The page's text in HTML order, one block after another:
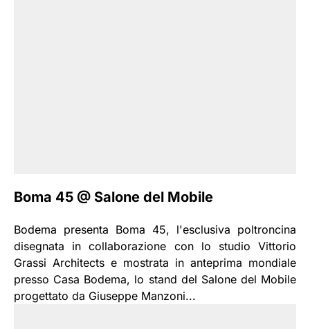
Boma 45 @ Salone del Mobile
Bodema presenta Boma 45, l'esclusiva poltroncina
disegnata in collaborazione con lo studio Vittorio
Grassi Architects e mostrata in anteprima mondiale
presso Casa Bodema, lo stand del Salone del Mobile
progettato da Giuseppe Manzoni...